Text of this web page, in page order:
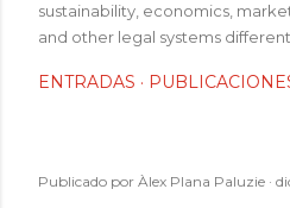
sustainability, economics,
and other legal systems
ENTRADAS
Publicado por Àlex Plana Paluzie